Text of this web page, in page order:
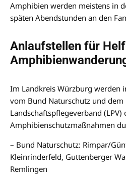
Amphibien werden meistens in
späten Abendstunden an den
Anlaufstellen für
Im Landkreis Würzburg werden
vom Bund Naturschutz und dem
Landschaftspflegeverband (LPV)
Amphibienschutzmaßnahmen
– Bund Naturschutz: Rimpar/
Kleinrinderfeld, Guttenberger
Remlingen